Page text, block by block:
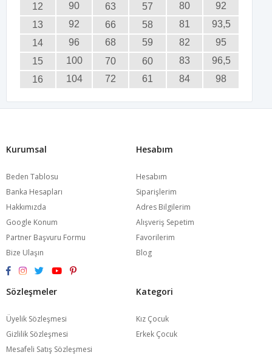
12
90 63 57 80
92
13
92 66 58 81
93,5
14
96 68 59 82
95
15
100 70 60 83
96,5
16
104 72 61 84 98
Kurumsal
Beden Tablosu
Banka Hesapları
Hakkımızda
Google Konum
Partner Başvuru Formu
Bize Ulaşın
Hesabım
Hesabım
Siparişlerim
Adres Bilgilerim
Alışveriş Sepetim
Favorilerim
Blog
Sözleşmeler
Üyelik Sözleşmesi
Gizlilik Sözleşmesi
Mesafeli Satış Sözleşmesi
Kategori
Kız Çocuk
Erkek Çocuk